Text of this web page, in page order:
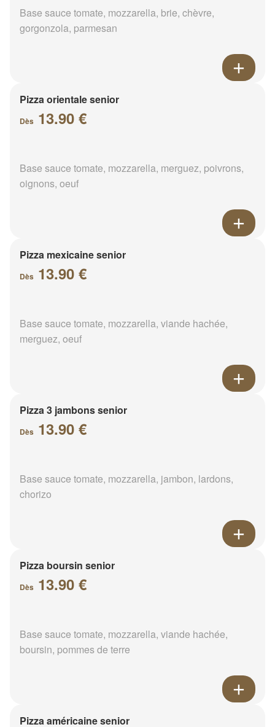
Base sauce tomate, mozzarella, brie, chèvre,
gorgonzola, parmesan
Pizza orientale senior
Dès 13.90 €
Base sauce tomate, mozzarella, merguez, poivrons,
oignons, oeuf
Pizza mexicaine senior
Dès 13.90 €
Base sauce tomate, mozzarella, viande hachée,
merguez, oeuf
Pizza 3 jambons senior
Dès 13.90 €
Base sauce tomate, mozzarella, jambon, lardons,
chorizo
Pizza boursin senior
Dès 13.90 €
Base sauce tomate, mozzarella, viande hachée,
boursin, pommes de terre
Pizza américaine senior